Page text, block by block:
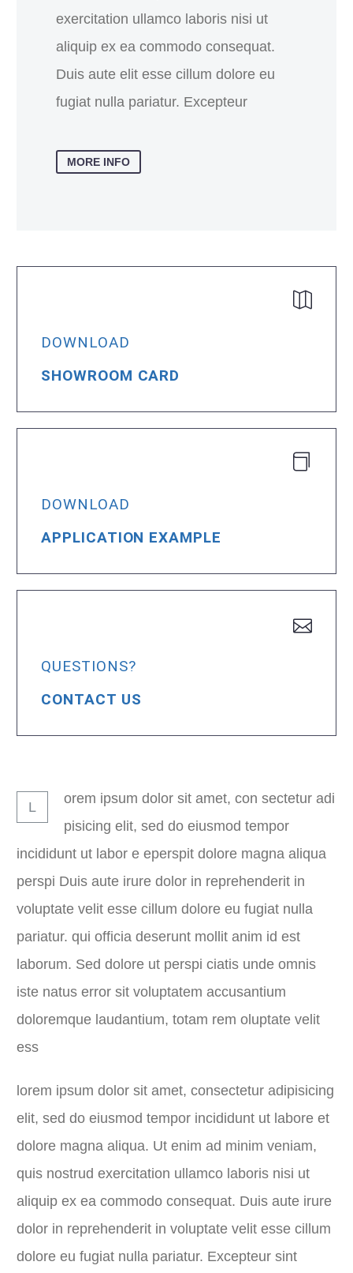
exercitation ullamco laboris nisi ut
aliquip ex ea commodo consequat.
Duis aute elit esse cillum dolore eu
fugiat nulla pariatur. Excepteur
MORE INFO
DOWNLOAD
SHOWROOM CARD
DOWNLOAD
APPLICATION EXAMPLE
QUESTIONS?
CONTACT US
L
orem ipsum dolor sit amet, con sectetur adi
pisicing elit, sed do eiusmod tempor
incididunt ut labor e eperspit dolore magna aliqua
perspi Duis aute irure dolor in reprehenderit in
voluptate velit esse cillum dolore eu fugiat nulla
pariatur. qui officia deserunt mollit anim id est
laborum. Sed dolore ut perspi ciatis unde omnis
iste natus error sit voluptatem accusantium
doloremque laudantium, totam rem oluptate velit
ess
lorem ipsum dolor sit amet, consectetur adipisicing
elit, sed do eiusmod tempor incididunt ut labore et
dolore magna aliqua. Ut enim ad minim veniam,
quis nostrud exercitation ullamco laboris nisi ut
aliquip ex ea commodo consequat. Duis aute irure
dolor in reprehenderit in voluptate velit esse cillum
dolore eu fugiat nulla pariatur. Excepteur sint